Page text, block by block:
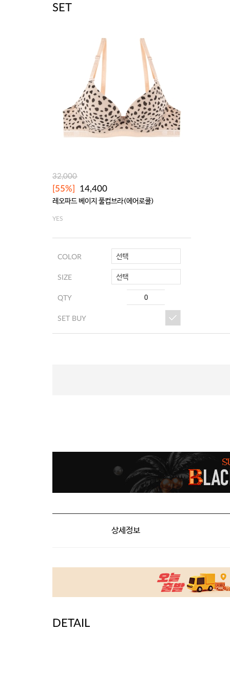
SET
32,000
[55%] 14,400
레오파드 베이지 풀컵브라(에어로쿨)
YES
COLOR 선택
SIZE 선택
QTY
SET BUY
상세정보
DETAIL